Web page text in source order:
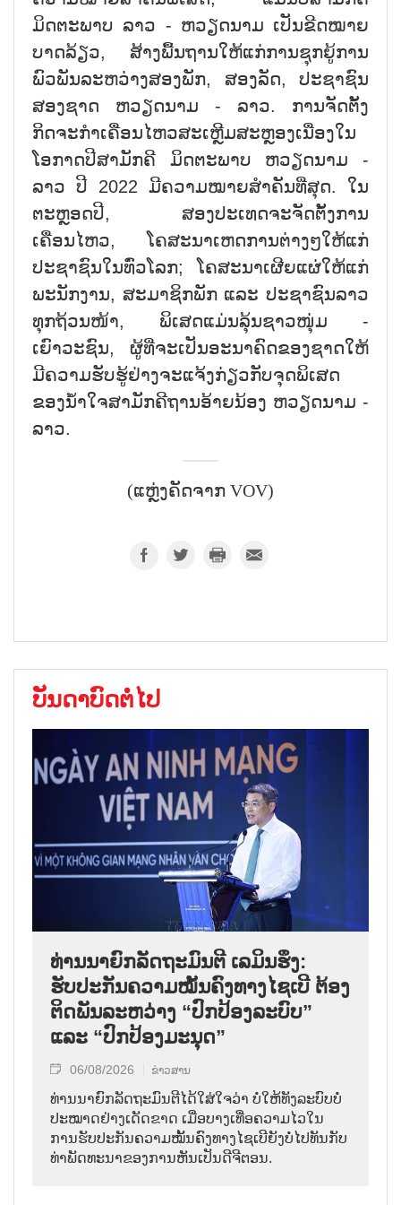
ມິດຕະພາບ ລາວ - ຫວຽດນາມ ເປັນຂີດໝາຍ
ບາດລ້ຽວ, ສ້າງພື້ນຖານໃຫ້ແກ່ການຊຸກຍູ້ການ
ພົວພັນລະຫວ່າງສອງພັກ, ສອງລັດ, ປະຊາຊົນ
ສອງຊາດ ຫວຽດນາມ - ລາວ. ການຈັດຕັ້ງ
ກິດຈະກຳເຄື່ອນໄຫວສະເຫຼີມສະຫຼອງເນື່ອງໃນ
ໂອກາດປີສາມັກຄີ ມິດຕະພາບ ຫວຽດນາມ -
ລາວ ປີ 2022 ມີຄວາມໝາຍສຳຄັນທີ່ສຸດ. ໃນ
ຕະຫຼອດປີ, ສອງປະເທດຈະຈັດຕັ້ງການ
ເຄື່ອນໄຫວ, ໂຄສະນາເຫດການຕ່າງໆໃຫ້ແກ່
ປະຊາຊົນໃນທົ່ວໂລກ; ໂຄສະນາເຜີຍແຜ່ໃຫ້ແກ່
ພະນັກງານ, ສະມາຊິກພັກ ແລະ ປະຊາຊົນລາວ
ທຸກຖ້ວນໜ້າ, ພິເສດແມ່ນລຸ້ນຊາວໜຸ່ມ -
ເຍົາວະຊົນ, ຜູ້ທີ່ຈະເປັນອະນາຄົດຂອງຊາດໃຫ້
ມີຄວາມຮັບຮູ້ຢ່າງຈະແຈ້ງກ່ຽວກັບຈຸດພິເສດ
ຂອງນ້ຳໃຈສາມັກຄີຖານອ້າຍນ້ອງ ຫວຽດນາມ -
ລາວ.
(ແຫຼ່ງຄັດຈາກ VOV)
ບັນດາບົດຕໍ່ໄປ
ທ່ານນາຍົກລັດຖະມົນຕີ ເລມິນຮຶງ:
ຮັບປະກັນຄວາມໝັ້ນຄົງທາງໄຊເບີ ຕ້ອງ
ຕິດພັນລະຫວ່າງ “ປົກປ້ອງລະບົບ”
ແລະ “ປົກປ້ອງມະນຸດ”
06/08/2026 ຂ່າວສານ
ທ່ານນາຍົກລັດຖະມົນຕີໄດ້ໃສ່ໃຈວ່າ ບໍ່ໃຫ້ທັງລະບົບບໍ່
ປະໝາດຢ່າງເດັດຂາດ ເມື່ອບາງເທື່ອຄວາມໄວໃນ
ການຮັບປະກັນຄວາມໝັ້ນຄົງທາງໄຊເບີຍັງບໍ່ໄປທັນກັບ
ທ່າພັດທະນາຂອງການຫັນເປັນດີຈີຕອນ.